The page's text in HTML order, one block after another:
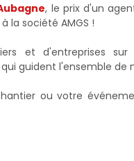
, le prix d'un
la société AMGS !
et d'entreprises
guident l'ensemble de
ou votre